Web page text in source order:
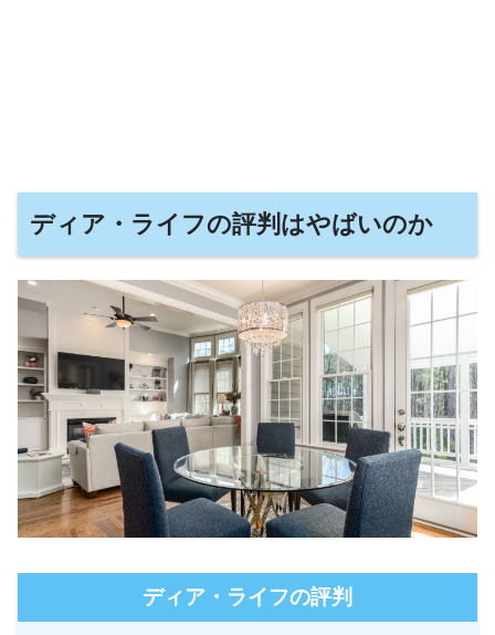
ディア・ライフの評判はやばいのか
ディア・ライフの評判